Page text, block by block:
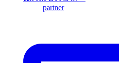
partner